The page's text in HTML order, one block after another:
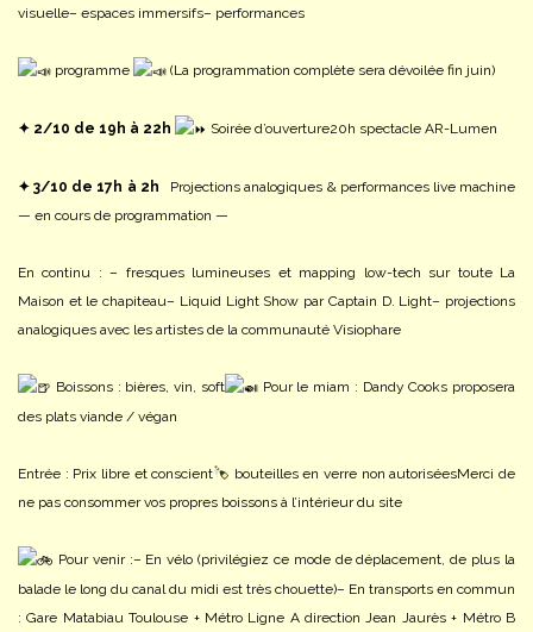
visuelle– espaces immersifs– performances
programme (La programmation complète sera dévoilée fin juin)
✦ 2/10 de 19h à 22h Soirée d’ouverture20h spectacle AR-Lumen
✦ 3/10 de 17h à 2h Projections analogiques & performances live machine
— en cours de programmation —
En continu :– fresques lumineuses et mapping low-tech sur toute La
Maison et le chapiteau– Liquid Light Show par Captain D. Light– projections
analogiques avec les artistes de la communauté Visiophare
Boissons : bières, vin, soft
Pour le miam : Dandy Cooks proposera
des plats viande / végan
Entrée : Prix libre et conscient bouteilles en verre non autoriséesMerci de
ne pas consommer vos propres boissons à l’intérieur du site
Pour venir :– En vélo (privilégiez ce mode de déplacement, de plus la
balade le long du canal du midi est très chouette)– En transports en commun
: Gare Matabiau Toulouse + Métro Ligne A direction Jean Jaurès + Métro B